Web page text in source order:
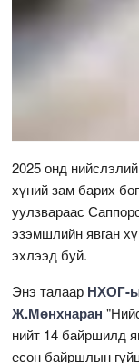
2025 онд
хүний зам барих
уулзвараас
эзэмшлийн явган
эхлээд буй.
Энэ талаар НХОГ-
Ж.Мөнхнаран
нийт 14 байршилд
есөн байршлын